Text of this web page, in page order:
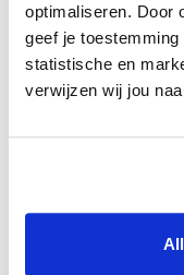
optimaliseren. Door
geef je
statistische en
verwijzen wij jou
bestellen’, of
bijvoorbeeld.
Wil je